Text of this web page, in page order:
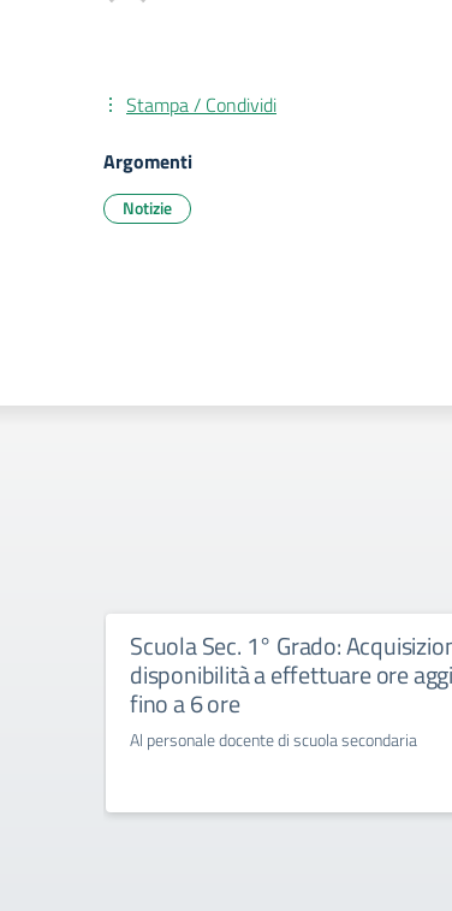
Stampa / Condividi
Argomenti
Notizie
Scuola Sec. 1° Grado:
disponibilità a effettuare ore
fino a 6 ore
Al personale docente di scuola secondaria